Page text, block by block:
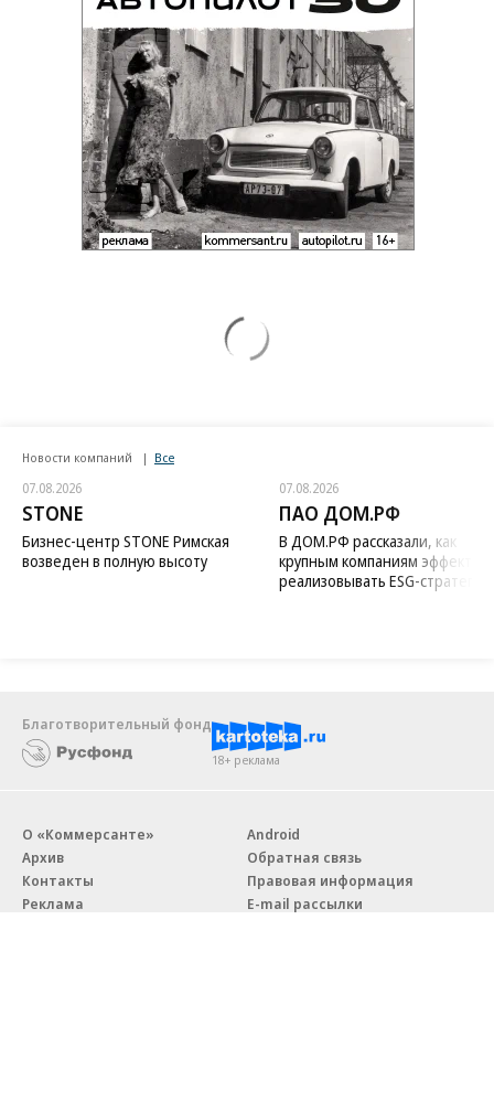
Новости компаний Все
07.08.2026
STONE
Бизнес-центр STONE Римская
возведен в полную высоту
07.08.2026
ПАО ДОМ.РФ
В ДОМ.РФ рассказали, как
крупным компаниям
реализовывать ESG-стратегию
Благотворительный фонд
18+ реклама
О «Коммерсанте»
Архив
Контакты
Реклама
Android
Обратная связь
Правовая информация
E-mail рассылки